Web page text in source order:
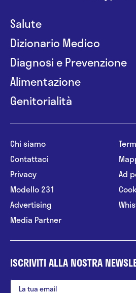
Salute
Dizionario Medico
Diagnosi e Prevenzione
Alimentazione
Genitorialità
Chi siamo
Contattaci
Privacy
Modello 231
Advertising
Media Partner
Ad
ISCRIVITI ALLA NOSTRA